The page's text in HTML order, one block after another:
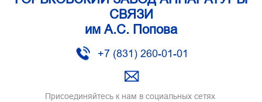
СВЯЗИ
им А.С. Попова
+7 (831) 260-01-01
Присоединяйтесь к нам в социальных сетях